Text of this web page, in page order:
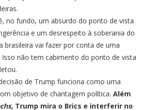
no fundo, um absurdo do ponto de vista
e um desrespeito à soberania do
brasileira vai fazer por conta de uma
Isso não tem cabimento do ponto de vista
de Trump funciona como uma
objetivo de chantagem política. Além
, Trump mira o Brics e interferir no